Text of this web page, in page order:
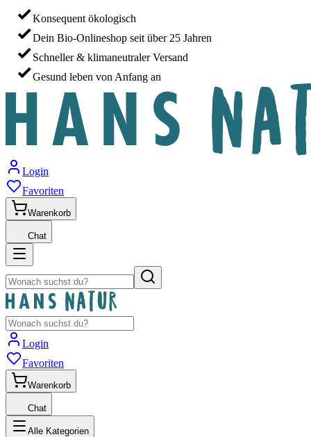
Konsequent ökologisch
Dein Bio-Onlineshop seit über 25 Jahren
Schneller & klimaneutraler Versand
Gesund leben von Anfang an
Login
Favoriten
Warenkorb
Chat
Login
Favoriten
Warenkorb
Chat
Alle Kategorien